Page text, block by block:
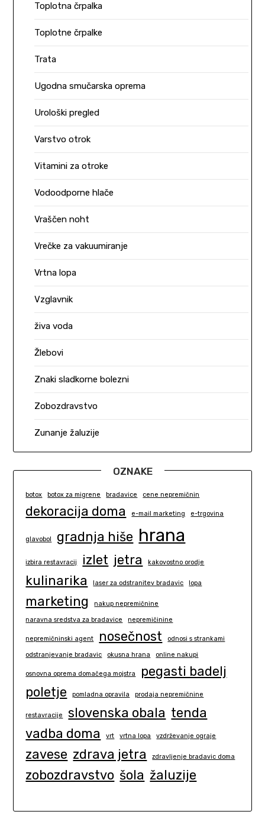
Toplotna črpalka
Toplotne črpalke
Trata
Ugodna smučarska oprema
Urološki pregled
Varstvo otrok
Vitamini za otroke
Vodoodporne hlače
Vraščen noht
Vrečke za vakuumiranje
Vrtna lopa
Vzglavnik
živa voda
Žlebovi
Znaki sladkorne bolezni
Zobozdravstvo
Zunanje žaluzije
OZNAKE
botox botox za migrene bradavice cene nepremičnin
dekoracija doma e-mail marketing e-trgovina
glavobol gradnja hiše hrana
izbira restavracij izlet jetra kakovostno orodje
kulinarika laser za odstranitev bradavic lopa
marketing nakup nepremičnine
naravna sredstva za bradavice nepremičinine
nepremičninski agent nosečnost odnosi s strankami
odstranjevanje bradavic okusna hrana online nakupi
osnovna oprema domačega mojstra
pegasti badelj
poletje
pomladna opravila prodaja nepremičnine
restavracije slovenska obala tenda
vadba doma
vrt vrtna lopa vzdrževanje ograje
zavese zdrava jetra zdravljenje bradavic doma
zobozdravstvo šola žaluzije